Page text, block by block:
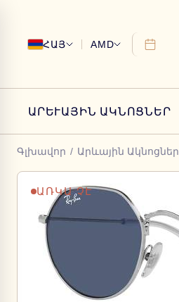
ՀԱՅ AMD
ԱՐԵՒԱՅԻՆ ԱԿՆՈՑՆԵՐ
Գլխավոր / Արևային Ակնոցներ
ԱՌԿԱ ՉԷ